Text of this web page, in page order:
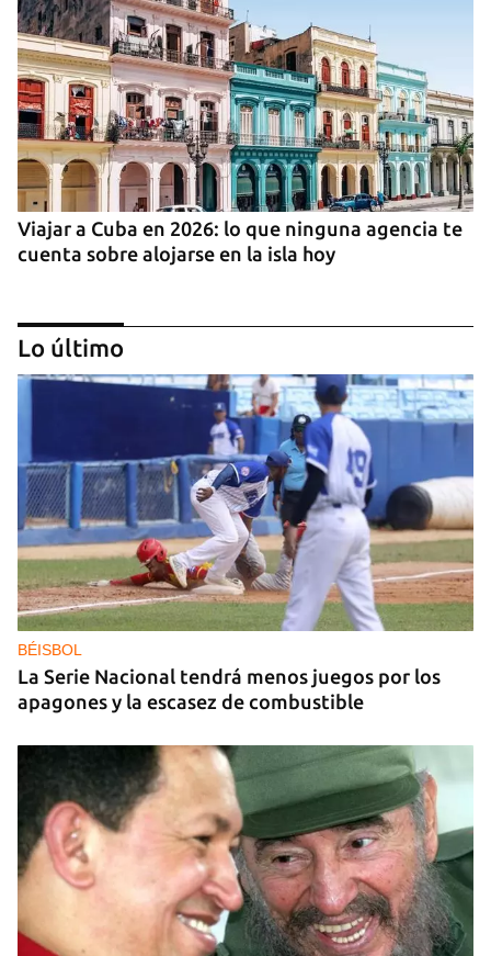
Viajar a Cuba en 2026: lo que ninguna agencia te
cuenta sobre alojarse en la isla hoy
What Is XDeleter? A Look at the New X Cleanup
Tool in 2026
Lo último
BÉISBOL
La Serie Nacional tendrá menos juegos por los
apagones y la escasez de combustible